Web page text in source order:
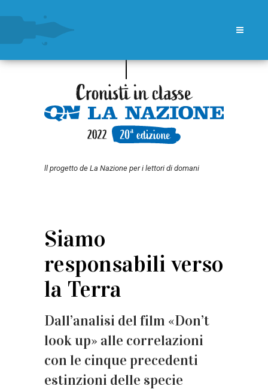
ll progetto de La Nazione per i lettori di domani
Siamo
responsabili verso
la Terra
Dall’analisi del film «Don’t
look up» alle correlazioni
con le cinque precedenti
estinzioni delle specie